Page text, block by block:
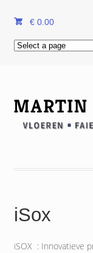
€ 0.00
iSox
iSOX : Innovatieve